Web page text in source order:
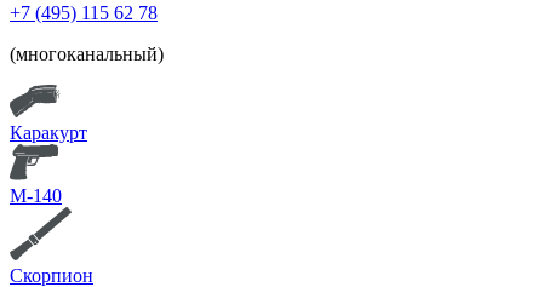
+7 (495) 115 62 78
(многоканальный)
Каракурт
М-140
Скорпион